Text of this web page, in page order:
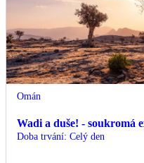
Omán
Wadi a duše! - soukromá
Doba trvání: Celý den